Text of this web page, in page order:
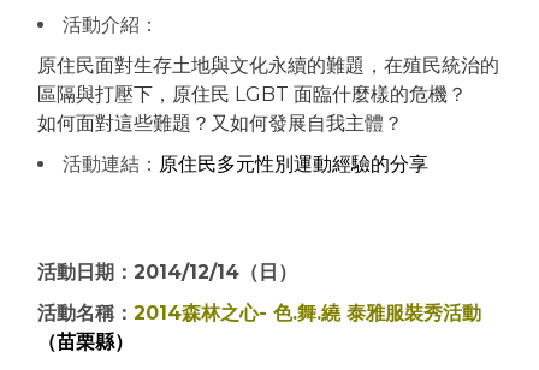
活動介紹：
原住民面對生存土地與文化永續的難題，在殖民統治的
區隔與打壓下，原住民 LGBT 面臨什麼樣的危機？
如何面對這些難題？又如何發展自我主體？
活動連結： 原住民多元性別運動經驗的分享
活動日期：2014/12/14（日）
活動名稱：2014森林之心- 色.舞.繞 泰雅服裝秀活動
（苗栗縣）